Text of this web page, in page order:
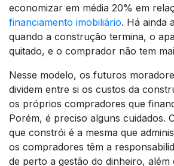
economizar em média 20% em
financiamento imobiliário. Há ainda
quando a construção termina, o
quitado, e o comprador não tem
Nesse modelo, os futuros
dividem entre si os custos da
os próprios compradores que
Porém, é preciso alguns cuidados.
que constrói é a mesma que
os compradores têm a
de perto a gestão do dinheiro, além